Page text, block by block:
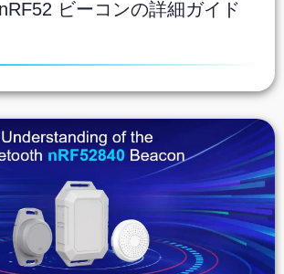
ビーコンの詳細ガイド